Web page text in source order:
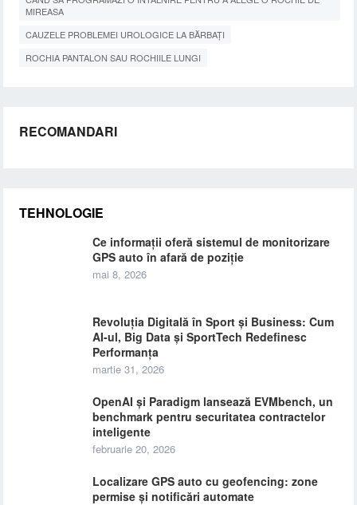
MIREASA
CAUZELE PROBLEMEI UROLOGICE LA BĂRBAȚI
ROCHIA PANTALON SAU ROCHIILE LUNGI
RECOMANDARI
TEHNOLOGIE
Ce informații oferă sistemul de monitorizare
GPS auto în afară de poziție
mai 8, 2026
Revoluția Digitală în Sport și Business: Cum
AI-ul, Big Data și SportTech Redefinesc
Performanța
martie 31, 2026
OpenAI și Paradigm lansează EVMbench, un
benchmark pentru securitatea contractelor
inteligente
februarie 20, 2026
Localizare GPS auto cu geofencing: zone
permise și notificări automate